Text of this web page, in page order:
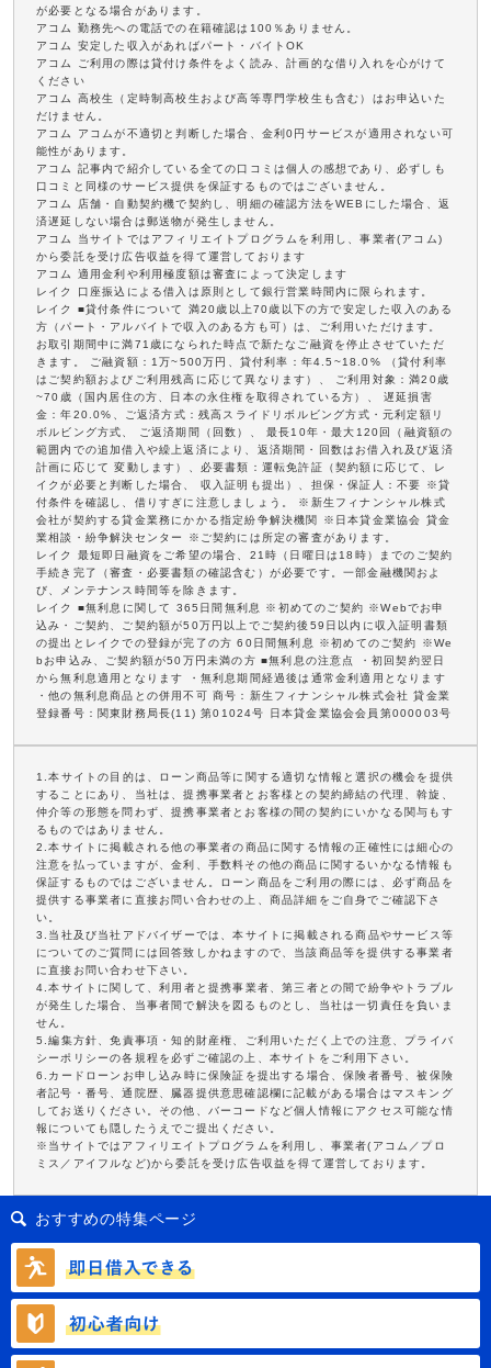
が必要となる場合があります。
アコム 勤務先への電話での在籍確認は100％ありません。
アコム 安定した収入があればパート・バイトOK
アコム ご利用の際は貸付け条件をよく読み、計画的な借り入れを心がけて
ください
アコム 高校生（定時制高校生および高等専門学校生も含む）はお申込いた
だけません。
アコム アコムが不適切と判断した場合、金利0円サービスが適用されない可
能性があります。
アコム 記事内で紹介している全ての口コミは個人の感想であり、必ずしも
口コミと同様のサービス提供を保証するものではございません。
アコム 店舗・自動契約機で契約し、明細の確認方法をWEBにした場合、返
済遅延しない場合は郵送物が発生しません。
アコム 当サイトではアフィリエイトプログラムを利用し、事業者(アコム)
から委託を受け広告収益を得て運営しております
アコム 適用金利や利用極度額は審査によって決定します
レイク 口座振込による借入は原則として銀行営業時間内に限られます。
レイク ■貸付条件について 満20歳以上70歳以下の方で安定した収入のある
方（パート・アルバイトで収入のある方も可）は、ご利用いただけます。
お取引期間中に満71歳になられた時点で新たなご融資を停止させていただ
きます。 ご融資額：1万~500万円、貸付利率：年4.5~18.0% （貸付利率
はご契約額およびご利用残高に応じて異なります）、 ご利用対象：満20歳
~70歳（国内居住の方、日本の永住権を取得されている方）、 遅延損害
金：年20.0%、ご返済方式：残高スライドリボルビング方式・元利定額リ
ボルビング方式、 ご返済期間（回数）、 最長10年・最大120回（融資額の
範囲内での追加借入や繰上返済により、返済期間・回数はお借入れ及び返済
計画に応じて 変動します）、必要書類：運転免許証（契約額に応じて、レ
イクが必要と判断した場合、 収入証明も提出）、担保・保証人：不要 ※貸
付条件を確認し、借りすぎに注意しましょう。 ※新生フィナンシャル株式
会社が契約する貸金業務にかかる指定紛争解決機関 ※日本貸金業協会 貸金
業相談・紛争解決センター ※ご契約には所定の審査があります。
レイク 最短即日融資をご希望の場合、21時（日曜日は18時）までのご契約
手続き完了（審査・必要書類の確認含む）が必要です。一部金融機関およ
び、メンテナンス時間等を除きます。
レイク ■無利息に関して 365日間無利息 ※初めてのご契約 ※Webでお申
込み・ご契約、ご契約額が50万円以上でご契約後59日以内に収入証明書類
の提出とレイクでの登録が完了の方 60日間無利息 ※初めてのご契約 ※We
bお申込み、ご契約額が50万円未満の方 ■無利息の注意点 ・初回契約翌日
から無利息適用となります ・無利息期間経過後は通常金利適用となります
・他の無利息商品との併用不可 商号：新生フィナンシャル株式会社 貸金業
登録番号：関東財務局長(11) 第01024号 日本貸金業協会会員第000003号
1.本サイトの目的は、ローン商品等に関する適切な情報と選択の機会を提供
することにあり、当社は、提携事業者とお客様との契約締結の代理、斡旋、
仲介等の形態を問わず、提携事業者とお客様の間の契約にいかなる関与もす
るものではありません。
2.本サイトに掲載される他の事業者の商品に関する情報の正確性には細心の
注意を払っていますが、金利、手数料その他の商品に関するいかなる情報も
保証するものではございません。ローン商品をご利用の際には、必ず商品を
提供する事業者に直接お問い合わせの上、商品詳細をご自身でご確認下さ
い。
3.当社及び当社アドバイザーでは、本サイトに掲載される商品やサービス等
についてのご質問には回答致しかねますので、当該商品等を提供する事業者
に直接お問い合わせ下さい。
4.本サイトに関して、利用者と提携事業者、第三者との間で紛争やトラブル
が発生した場合、当事者間で解決を図るものとし、当社は一切責任を負いま
せん。
5.編集方針、免責事項・知的財産権、ご利用いただく上での注意、プライバ
シーポリシーの各規程を必ずご確認の上、本サイトをご利用下さい。
6.カードローンお申し込み時に保険証を提出する場合、保険者番号、被保険
者記号・番号、通院歴、臓器提供意思確認欄に記載がある場合はマスキング
してお送りください。その他、バーコードなど個人情報にアクセス可能な情
報についても隠したうえでご提出ください。
※当サイトではアフィリエイトプログラムを利用し、事業者(アコム／プロ
ミス／アイフルなど)から委託を受け広告収益を得て運営しております。
おすすめの特集ページ